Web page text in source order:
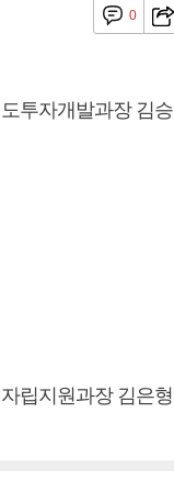
0
투자개발과장 김승
립지원과장 김은형